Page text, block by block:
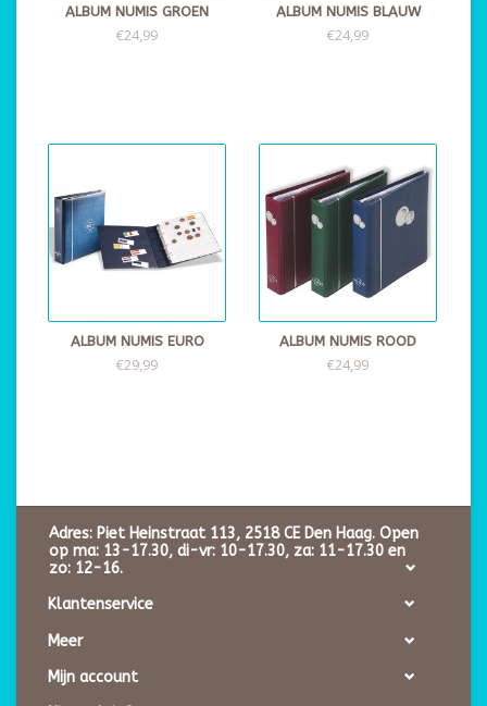
ALBUM NUMIS GROEN
€24,99
ALBUM NUMIS BLAUW
€24,99
ALBUM NUMIS EURO
€29,99
ALBUM NUMIS ROOD
€24,99
Adres: Piet Heinstraat 113, 2518 CE Den Haag. Open
op ma: 13-17.30, di-vr: 10-17.30, za: 11-17.30 en
zo: 12-16.
Klantenservice
Meer
Mijn account